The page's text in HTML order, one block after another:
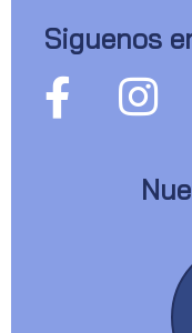
Siguenos